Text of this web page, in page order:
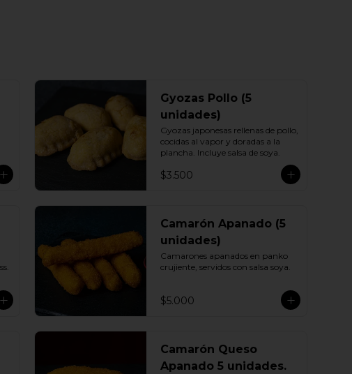
Gyozas Pollo (5
unidades)
Gyozas japonesas rellenas de pollo,
cocidas al vapor y doradas a la
plancha. Incluye salsa de soya.
$3.500
Camarón Apanado (5
unidades)
Camarones apanados en panko
crujiente, servidos con salsa soya.
$5.000
Camarón Queso
Apanado 5 unidades.